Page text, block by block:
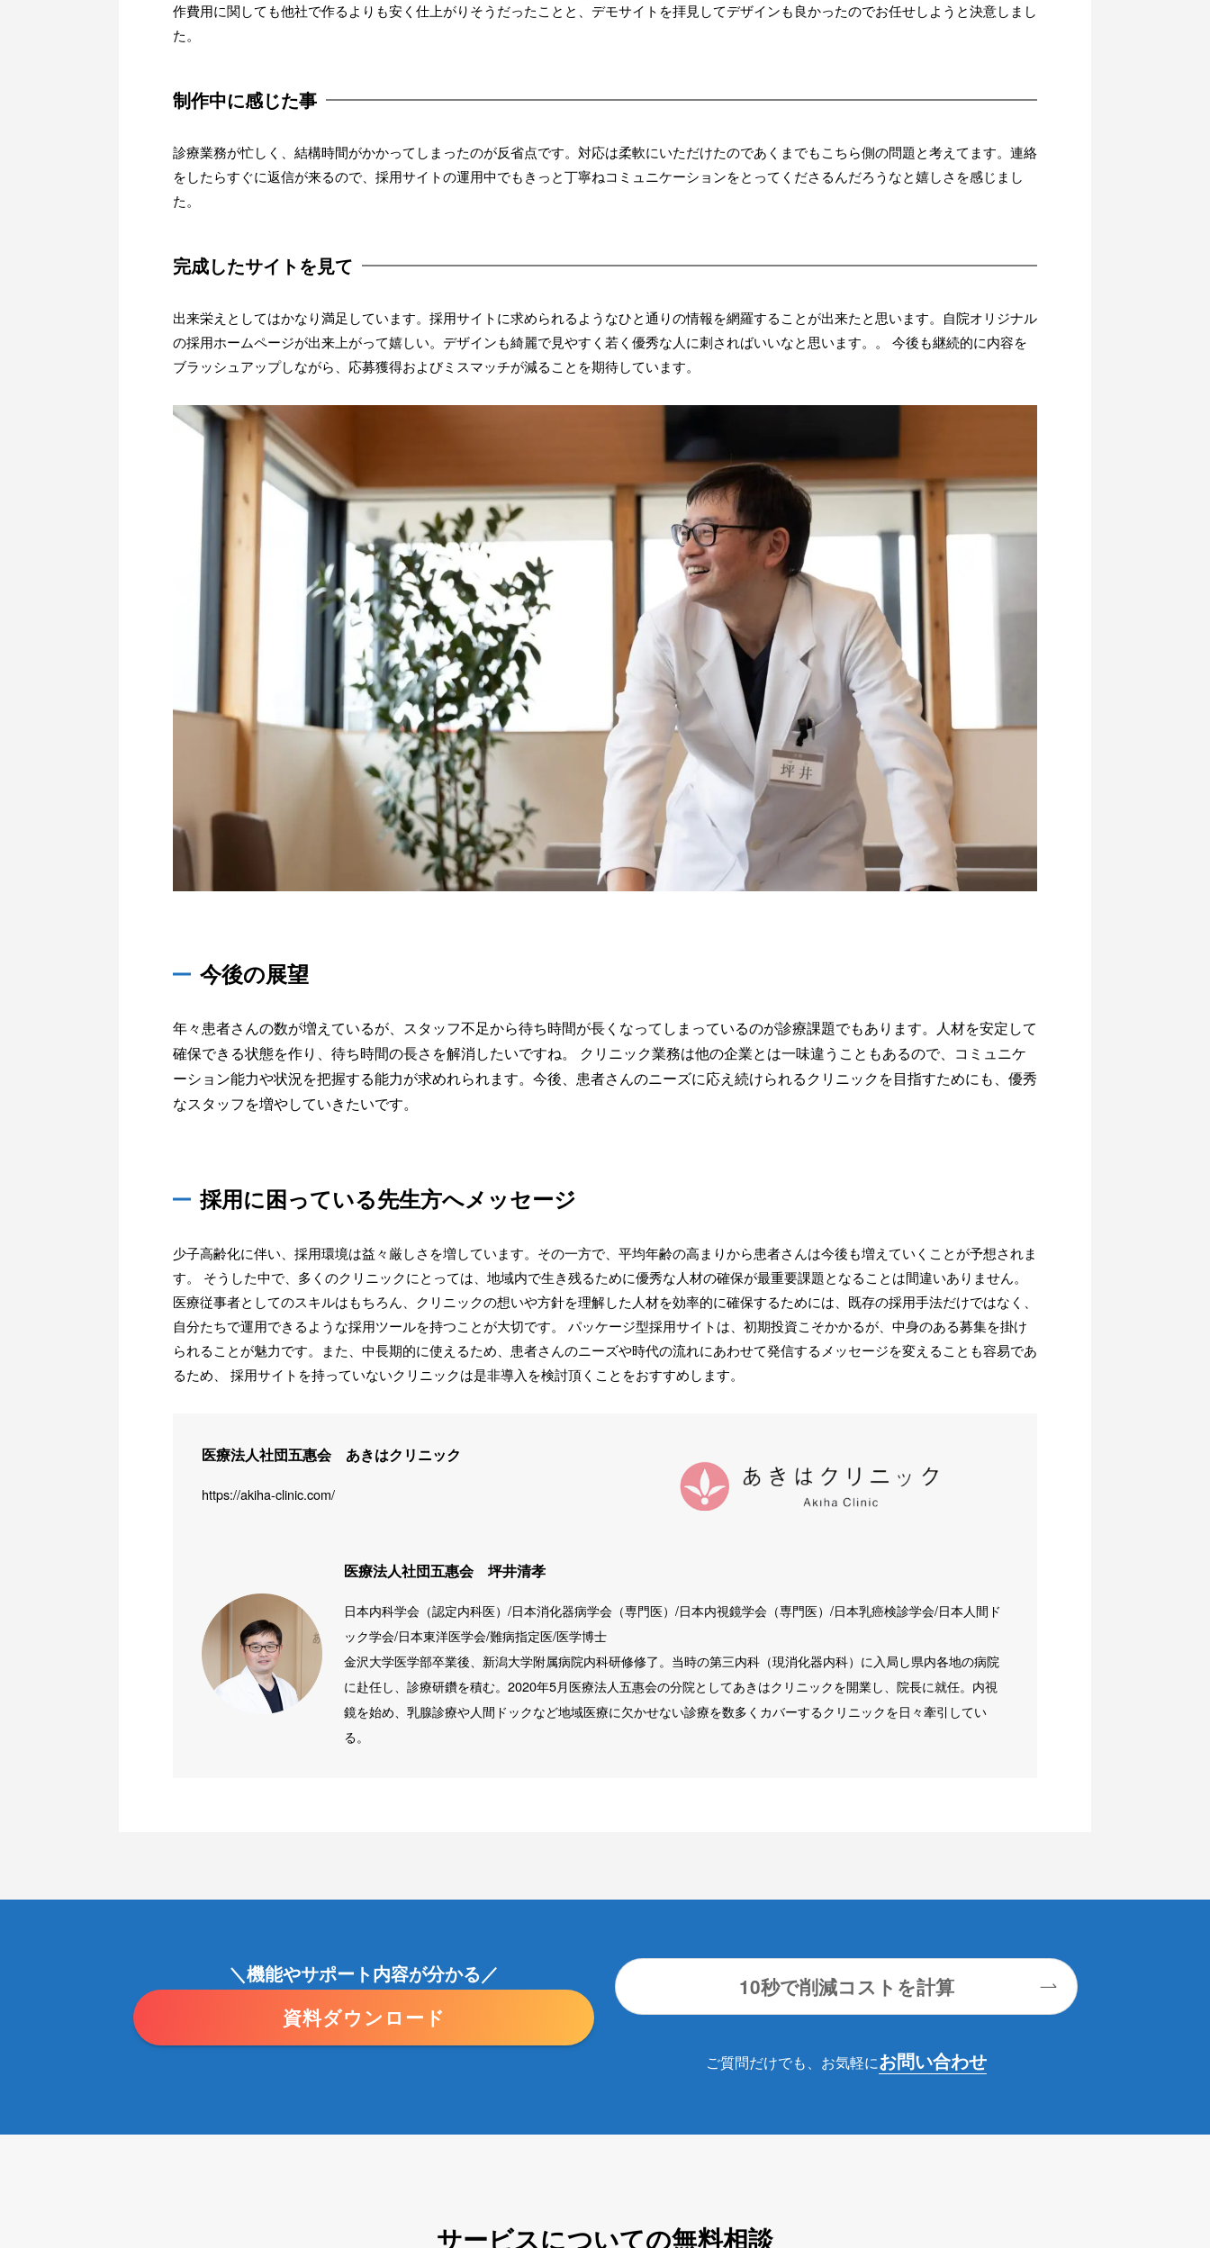
作費用に関しても他社で作るよりも安く仕上がりそうだったことと、デモサイトを拝見してデザインも良かったのでお任せしようと決意しまし
た。
制作中に感じた事
診療業務が忙しく、結構時間がかかってしまったのが反省点です。対応は柔軟にいただけたのであくまでもこちら側の問題と考えてます。連絡
をしたらすぐに返信が来るので、採用サイトの運用中でもきっと丁寧ねコミュニケーションをとってくださるんだろうなと嬉しさを感じまし
た。
完成したサイトを見て
出来栄えとしてはかなり満足しています。採用サイトに求められるようなひと通りの情報を網羅することが出来たと思います。自院オリジナル
の採用ホームページが出来上がって嬉しい。デザインも綺麗で見やすく若く優秀な人に刺さればいいなと思います。。 今後も継続的に内容を
ブラッシュアップしながら、応募獲得およびミスマッチが減ることを期待しています。
今後の展望
年々患者さんの数が増えているが、スタッフ不足から待ち時間が長くなってしまっているのが診療課題でもあります。人材を安定して
確保できる状態を作り、待ち時間の長さを解消したいですね。 クリニック業務は他の企業とは一味違うこともあるので、コミュニケ
ーション能力や状況を把握する能力が求めれられます。今後、患者さんのニーズに応え続けられるクリニックを目指すためにも、優秀
なスタッフを増やしていきたいです。
採用に困っている先生方へメッセージ
少子高齢化に伴い、採用環境は益々厳しさを増しています。その一方で、平均年齢の高まりから患者さんは今後も増えていくことが予想されま
す。 そうした中で、多くのクリニックにとっては、地域内で生き残るために優秀な人材の確保が最重要課題となることは間違いありません。
医療従事者としてのスキルはもちろん、クリニックの想いや方針を理解した人材を効率的に確保するためには、既存の採用手法だけではなく、
自分たちで運用できるような採用ツールを持つことが大切です。 パッケージ型採用サイトは、初期投資こそかかるが、中身のある募集を掛け
られることが魅力です。また、中長期的に使えるため、患者さんのニーズや時代の流れにあわせて発信するメッセージを変えることも容易であ
るため、 採用サイトを持っていないクリニックは是非導入を検討頂くことをおすすめします。
医療法人社団五惠会 あきはクリニック
https://akiha-clinic.com/
医療法人社団五惠会 坪井清孝
日本内科学会（認定内科医）/日本消化器病学会（専門医）/日本内視鏡学会（専門医）/日本乳癌検診学会/日本人間ド
ック学会/日本東洋医学会/難病指定医/医学博士
金沢大学医学部卒業後、新潟大学附属病院内科研修修了。当時の第三内科（現消化器内科）に入局し県内各地の病院
に赴任し、診療研鑽を積む。2020年5月医療法人五惠会の分院としてあきはクリニックを開業し、院長に就任。内視
鏡を始め、乳腺診療や人間ドックなど地域医療に欠かせない診療を数多くカバーするクリニックを日々牽引してい
る。
＼機能やサポート内容が分かる／
資料ダウンロード
10秒で削減コストを計算
ご質問だけでも、お気軽にお問い合わせ
サービスについての無料相談